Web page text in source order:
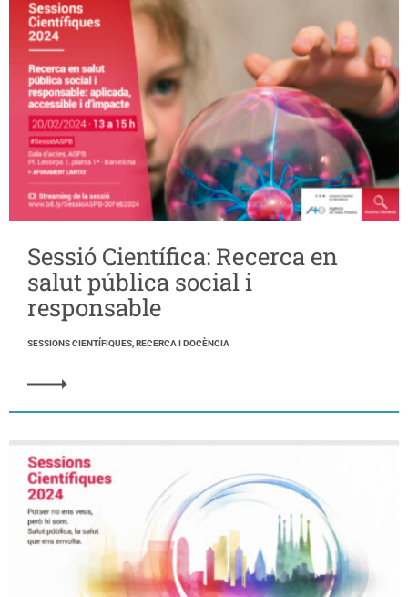
Sessió Científica: Recerca en
salut pública social i
responsable
SESSIONS CIENTÍFIQUES, RECERCA I DOCÈNCIA